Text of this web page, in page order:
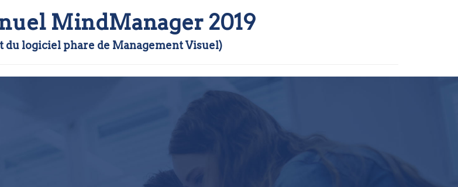
MindManager 2019
du logiciel phare de Management Visuel)